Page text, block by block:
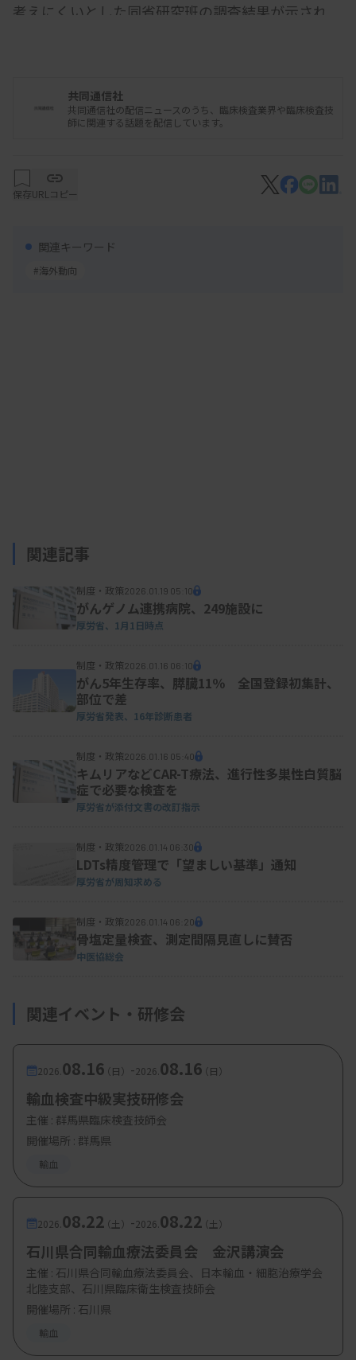
考えにくいとした同省研究班の調査結果が示され
行政情報 2026/01/15 09:55
共同通信社
共同通信社の配信ニュースのうち、臨床検査業界や臨床検査技
師に関連する話題を配信しています。
保存URLコピー
関連キーワード
#海外動向
関連記事
制度・政策2026.01.19 05:10
がんゲノム連携病院、249施設に
厚労省、1月1日時点
制度・政策2026.01.16 06:10
がん5年生存率、膵臓11％ 全国登録初集計、
部位で差
厚労省発表、16年診断患者
制度・政策2026.01.16 05:40
キムリアなどCAR-T療法、進行性多巣性白質脳
症で必要な検査を
厚労省が添付文書の改訂指示
制度・政策2026.01.14 06:30
LDTs精度管理で「望ましい基準」通知
厚労省が周知求める
制度・政策2026.01.14 06:20
骨塩定量検査、測定間隔見直しに賛否
中医協総会
関連イベント・研修会
2026. 08.16（日） -2026. 08.16（日）
輸血検査中級実技研修会
主催 : 群馬県臨床検査技師会
開催場所 : 群馬県
輸血
2026. 08.22（土） -2026. 08.22（土）
石川県合同輸血療法委員会 金沢講演会
主催 : 石川県合同輸血療法委員会、日本輸血・細胞治療学会
北陸支部、石川県臨床衛生検査技師会
開催場所 : 石川県
輸血